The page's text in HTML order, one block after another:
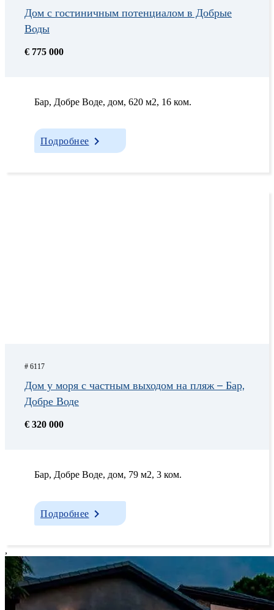
Дом с гостиничным потенциалом в Добрые
Воды
€ 775 000
Бар, Добрe Водe, дом, 620 м2, 16 ком.
Подробнее
# 6117
Дом у моря с частным выходом на пляж – Бар,
Добре Воде
€ 320 000
Бар, Добрe Водe, дом, 79 м2, 3 ком.
Подробнее
,